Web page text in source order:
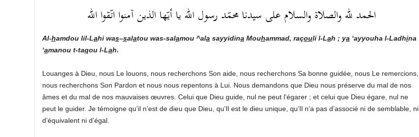
الحمد لله والصلاة والسلام على سيدنا محمّد رسول الله يا أيّها الذين آمنوا اتّقوا الله
Al-hamdou lil-Lahi was–salatou was-salamou ^ala sayyidina Mouhammad, raçouli l-Lah ; ya ‘ayyouha l-Ladhina
‘amanou t-taqou l-Lah.
Louanges à Dieu, nous Le louons, nous recherchons Son aide, nous recherchons Sa bonne guidée, nous Le remercions,
nous recherchons Son Pardon et nous nous repentons à Lui. Nous demandons que Dieu nous préserve du mal de nos
âmes et du mal de nos mauvaises œuvres. Celui que Dieu guide, nul ne peut l’égarer ; et celui que Dieu égare, nul ne
peut le guider. Je témoigne qu’il n’est de dieu que Dieu, qu’Il est le dieu unique, qu’Il n’a pas d’associé ni de semblable, ni
d’équivalent ni d’égal.